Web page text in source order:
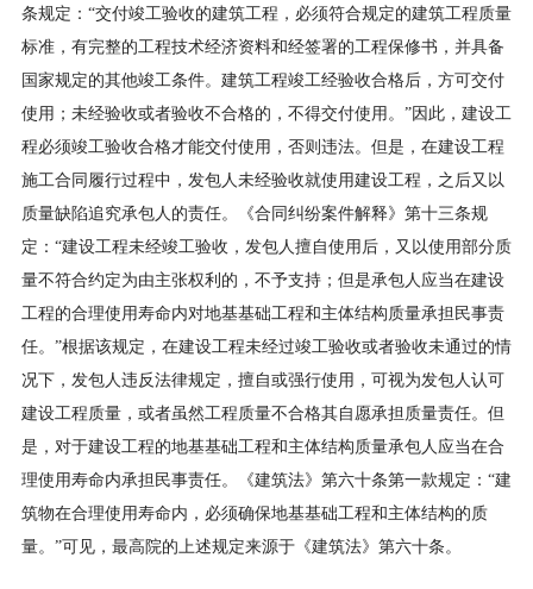
条规定：“交付竣工验收的建筑工程，必须符合规定的建筑工程质量
标准，有完整的工程技术经济资料和经签署的工程保修书，并具备
国家规定的其他竣工条件。建筑工程竣工经验收合格后，方可交付
使用；未经验收或者验收不合格的，不得交付使用。”因此，建设工
程必须竣工验收合格才能交付使用，否则违法。但是，在建设工程
施工合同履行过程中，发包人未经验收就使用建设工程，之后又以
质量缺陷追究承包人的责任。《合同纠纷案件解释》第十三条规
定：“建设工程未经竣工验收，发包人擅自使用后，又以使用部分质
量不符合约定为由主张权利的，不予支持；但是承包人应当在建设
工程的合理使用寿命内对地基基础工程和主体结构质量承担民事责
任。”根据该规定，在建设工程未经过竣工验收或者验收未通过的情
况下，发包人违反法律规定，擅自或强行使用，可视为发包人认可
建设工程质量，或者虽然工程质量不合格其自愿承担质量责任。但
是，对于建设工程的地基基础工程和主体结构质量承包人应当在合
理使用寿命内承担民事责任。《建筑法》第六十条第一款规定：“建
筑物在合理使用寿命内，必须确保地基基础工程和主体结构的质
量。”可见，最高院的上述规定来源于《建筑法》第六十条。